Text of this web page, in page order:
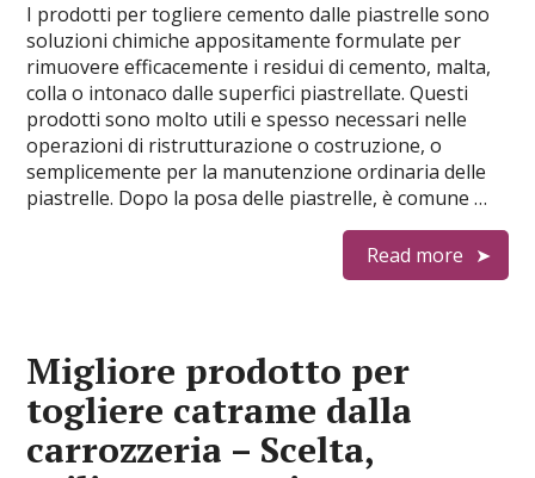
I prodotti per togliere cemento dalle piastrelle sono
soluzioni chimiche appositamente formulate per
rimuovere efficacemente i residui di cemento, malta,
colla o intonaco dalle superfici piastrellate. Questi
prodotti sono molto utili e spesso necessari nelle
operazioni di ristrutturazione o costruzione, o
semplicemente per la manutenzione ordinaria delle
piastrelle. Dopo la posa delle piastrelle, è comune …
Read more
Migliore prodotto per
togliere catrame dalla
carrozzeria – Scelta,